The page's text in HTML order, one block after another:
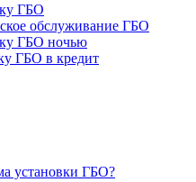
ГБО
обслуживание ГБО
ГБО ночью
ГБО в кредит
установки ГБО?